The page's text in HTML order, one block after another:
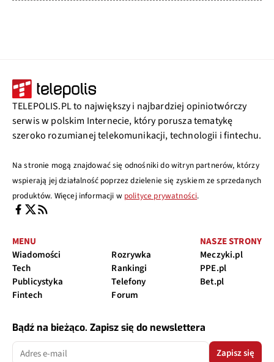
TELEPOLIS.PL to największy i najbardziej opiniotwórczy
serwis w polskim Internecie, który porusza tematykę
szeroko rozumianej telekomunikacji, technologii i fintechu.
Na stronie mogą znajdować się odnośniki do witryn partnerów, którzy
wspierają jej działalność poprzez dzielenie się zyskiem ze sprzedanych
produktów. Więcej informacji w polityce prywatności.
MENU
Wiadomości
Tech
Publicystyka
Fintech
Rozrywka
Rankingi
Telefony
Forum
NASZE STRONY
Meczyki.pl
PPE.pl
Bet.pl
Bądź na bieżąco. Zapisz się do newslettera
Zapisz się